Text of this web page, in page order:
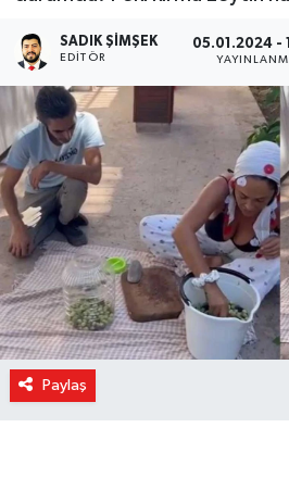
SADIK ŞIMŞEK
EDITÖR
05.01.2024 -
Paylaş